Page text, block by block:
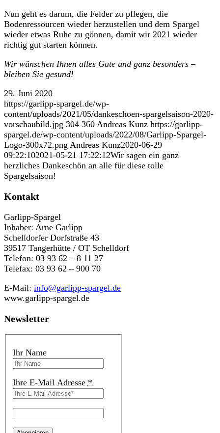
Nun geht es darum, die Felder zu pflegen, die
Bodenressourcen wieder herzustellen und dem Spargel
wieder etwas Ruhe zu gönnen, damit wir 2021 wieder
richtig gut starten können.
Wir wünschen Ihnen alles Gute und ganz besonders –
bleiben Sie gesund!
29. Juni 2020
https://garlipp-spargel.de/wp-
content/uploads/2021/05/dankeschoen-spargelsaison-2020-
vorschaubild.jpg 304 360 Andreas Kunz https://garlipp-
spargel.de/wp-content/uploads/2022/08/Garlipp-Spargel-
Logo-300x72.png Andreas Kunz2020-06-29
09:22:102021-05-21 17:22:12Wir sagen ein ganz
herzliches Dankeschön an alle für diese tolle
Spargelsaison!
Kontakt
Garlipp-Spargel
Inhaber: Arne Garlipp
Schelldorfer Dorfstraße 43
39517 Tangerhütte / OT Schelldorf
Telefon: 03 93 62 – 8 11 27
Telefax: 03 93 62 – 900 70
E-Mail: info@garlipp-spargel.de
www.garlipp-spargel.de
Newsletter
Ihr Name
Ihre E-Mail Adresse *